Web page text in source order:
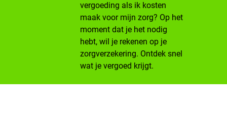
vergoeding als ik kosten
maak voor mijn zorg? Op het
moment dat je het nodig
hebt, wil je rekenen op je
zorgverzekering. Ontdek snel
wat je vergoed krijgt.